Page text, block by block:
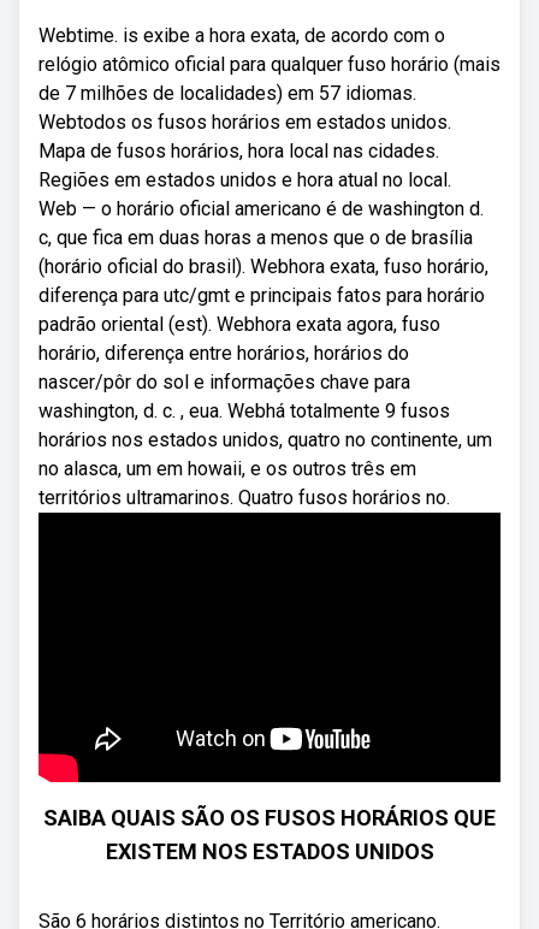
Webtime. is exibe a hora exata, de acordo com o
relógio atômico oficial para qualquer fuso horário (mais
de 7 milhões de localidades) em 57 idiomas.
Webtodos os fusos horários em estados unidos.
Mapa de fusos horários, hora local nas cidades.
Regiões em estados unidos e hora atual no local.
Web — o horário oficial americano é de washington d.
c, que fica em duas horas a menos que o de brasília
(horário oficial do brasil). Webhora exata, fuso horário,
diferença para utc/gmt e principais fatos para horário
padrão oriental (est). Webhora exata agora, fuso
horário, diferença entre horários, horários do
nascer/pôr do sol e informações chave para
washington, d. c. , eua. Webhá totalmente 9 fusos
horários nos estados unidos, quatro no continente, um
no alasca, um em howaii, e os outros três em
territórios ultramarinos. Quatro fusos horários no.
SAIBA QUAIS SÃO OS FUSOS HORÁRIOS QUE
EXISTEM NOS ESTADOS UNIDOS
São 6 horários distintos no Território americano.